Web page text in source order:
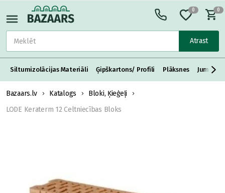
Atrast
0 0
Siltumizolācijas Materiāli Ģipškartons/ Profili Plāksnes Jumta
Bazaars.lv Katalogs
Bloki, Ķieģeļi
LODE Keraterm 12 Celtniecības Bloks